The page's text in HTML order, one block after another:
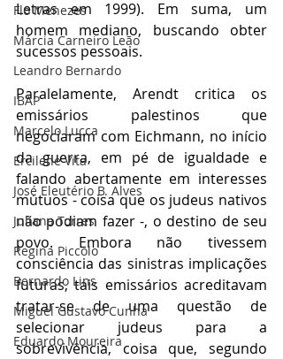
Flo Menezes
Márcia Carneiro Leão
Leandro Bernardo
IBAP
Marcelo Lucca
Ercilene Vita
José Eleutério B. Alves
Juliana Torres
Regina Piccolo
Bernardo Lins
Miguel Gustavo Cunha
Eduardo Moureira
Letras em 1999). Em suma, um
homem mediano, buscando obter
sucessos pessoais.
Paralelamente, Arendt critica os
emissários palestinos que
negociaram com Eichmann, no início
da guerra, em pé de igualdade e
falando abertamente em interesses
mútuos - coisa que os judeus nativos
não podiam fazer -, o destino de seu
povo. Embora não tivessem
consciência das sinistras implicações
futuras, tais emissários acreditavam
tratar-se de uma questão de
selecionar judeus para a
sobrevivência, coisa que, segundo